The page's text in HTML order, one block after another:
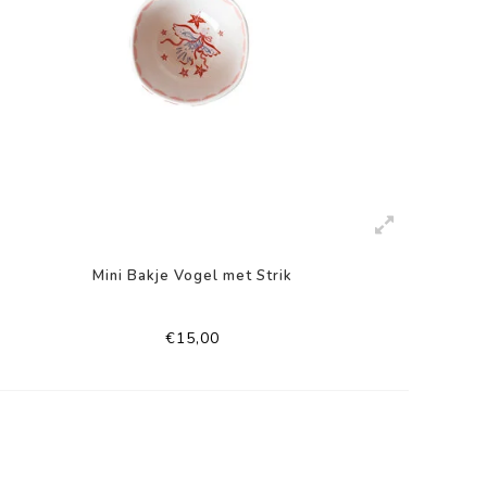
Mini Bakje Vogel met Strik
€15,00